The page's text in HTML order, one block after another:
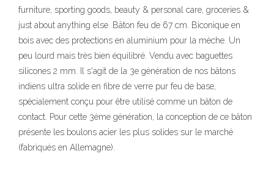
furniture, sporting goods, beauty & personal care, groceries &
just about anything else. Bâton feu de 67 cm. Biconique en
bois avec des protections en aluminium pour la mèche. Un
peu lourd mais très bien équilibré. Vendu avec baguettes
silicones 2 mm. Il s'agit de la 3e génération de nos bâtons
indiens ultra solide en fibre de verre pur feu de base,
spécialement conçu pour être utilisé comme un bâton de
contact. Pour cette 3ème génération, la conception de ce bâton
présente les boulons acier les plus solides sur le marché
(fabriqués en Allemagne).